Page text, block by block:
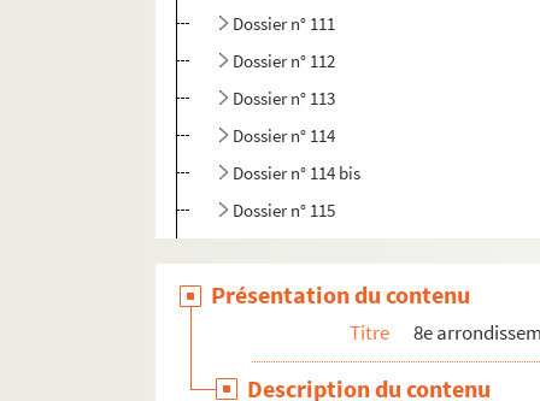
Dossier n° 111
Dossier n° 112
Dossier n° 113
Dossier n° 114
Dossier n° 114 bis
Dossier n° 115
Dossier n° 117
Dossier n° 119
Présentation du contenu
Titre 8e
Description du contenu